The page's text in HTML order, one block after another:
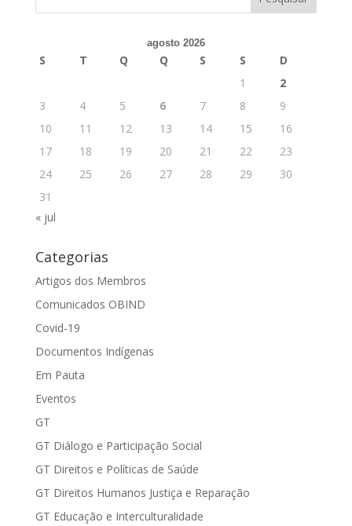
agosto 2026
S T Q Q S S
D
1
2
3
4 5 6 7 8
9
10
11 12 13 14 15
16
17
18 19 20 21 22
23
24
25 26 27 28 29
30
31
« jul
Categorias
Artigos dos Membros
Comunicados OBIND
Covid-19
Documentos Indígenas
Em Pauta
Eventos
GT
GT Diálogo e Participação Social
GT Direitos e Políticas de Saúde
GT Direitos Humanos Justiça e Reparação
GT Educação e Interculturalidade